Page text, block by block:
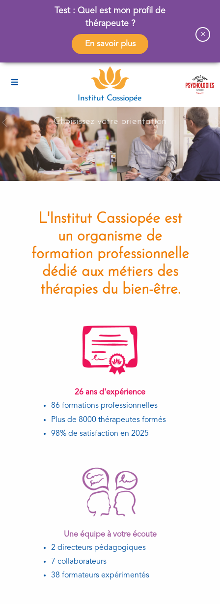
Test : Quel est mon profil de
thérapeute ?
En savoir plus
×
Choisissez votre orientation
L'Institut Cassiopée est
un organisme de
formation professionnelle
dédié aux métiers des
thérapies du bien-être.
26 ans d'expérience
86 formations professionnelles
Plus de 8000 thérapeutes formés
98% de satisfaction en 2025
Une équipe à votre écoute
2 directeurs pédagogiques
7 collaborateurs
38 formateurs expérimentés